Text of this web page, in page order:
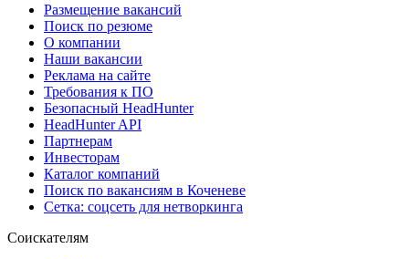
Размещение вакансий
Поиск по резюме
О компании
Наши вакансии
Реклама на сайте
Требования к ПО
Безопасный HeadHunter
HeadHunter API
Партнерам
Инвесторам
Каталог компаний
Поиск по вакансиям в Коченеве
Сетка: соцсеть для нетворкинга
Соискателям